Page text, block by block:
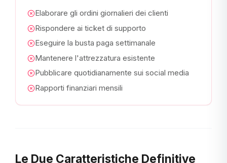
Elaborare gli ordini giornalieri dei clienti
Rispondere ai ticket di supporto
Eseguire la busta paga settimanale
Mantenere l'attrezzatura esistente
Pubblicare quotidianamente sui social media
Rapporti finanziari mensili
Le Due Caratteristiche Definitive